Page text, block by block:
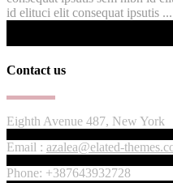
id elituci elit consequat ipsutis ...
Contact us
Eighth Avenue 487, New York
Email : azalea@elated-
Phone: +387643932728